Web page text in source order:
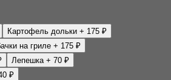
Картофель дольки + 175 ₽
на гриле + 175 ₽
Лепешка + 70 ₽
₽